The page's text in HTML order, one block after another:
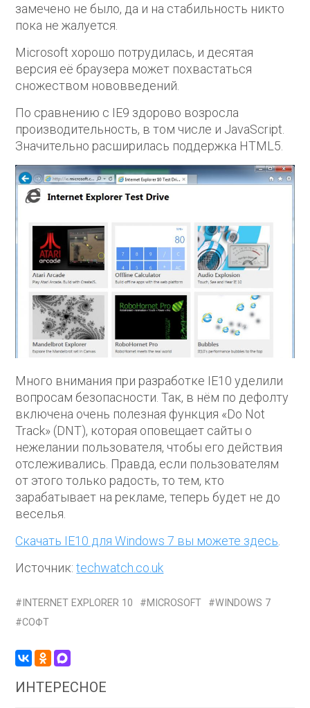
замечено не было, да и на стабильность никто
пока не жалуется.
Microsoft хорошо потрудилась, и десятая
версия её браузера может похвастаться
сножеством нововведений.
По сравнению с IE9 здорово возросла
производительность, в том числе и JavaScript.
Значительно расширилась поддержка HTML5.
Много внимания при разработке IE10 уделили
вопросам безопасности. Так, в нём по дефолту
включена очень полезная функция «Do Not
Track» (DNT), которая оповещает сайты о
нежелании пользователя, чтобы его действия
отслеживались. Правда, если пользователям
от этого только радость, то тем, кто
зарабатывает на рекламе, теперь будет не до
веселья.
Скачать IE10 для Windows 7 вы можете здесь
Источник:techwatch.co.uk
INTERNET EXPLORER 10 MICROSOFT
WINDOWS 7
СОФТ
ИНТЕРЕСНОЕ